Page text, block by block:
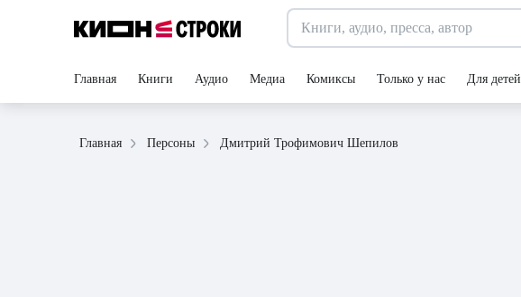
Главная Книги Аудио Медиа Комиксы Только у нас Для детей
Главная Персоны Дмитрий Трофимович Шепилов